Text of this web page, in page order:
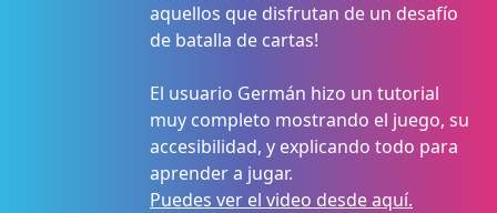
aquellos que disfrutan de un desafío
de batalla de cartas!
El usuario Germán hizo un tutorial
muy completo mostrando el juego, su
accesibilidad, y explicando todo para
aprender a jugar.
Puedes ver el video desde aquí.